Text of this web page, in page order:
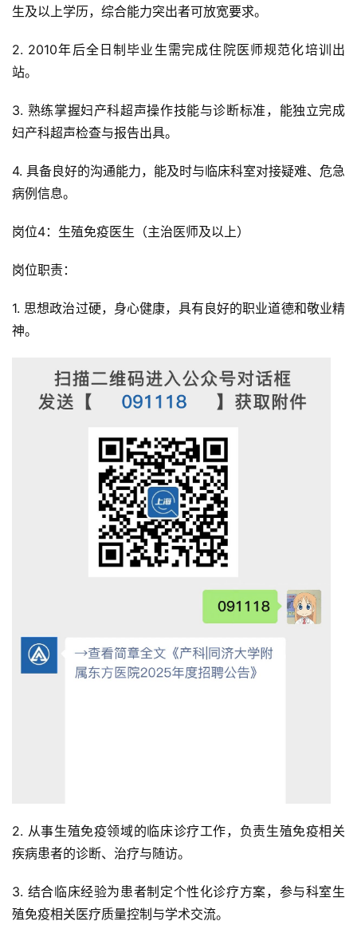
生及以上学历，综合能力突出者可放宽要求。
2. 2010年后全日制毕业生需完成住院医师规范化培训出
站。
3. 熟练掌握妇产科超声操作技能与诊断标准，能独立完成
妇产科超声检查与报告出具。
4. 具备良好的沟通能力，能及时与临床科室对接疑难、危急
病例信息。
岗位4：生殖免疫医生（主治医师及以上）
岗位职责：
1. 思想政治过硬，身心健康，具有良好的职业道德和敬业精
神。
2. 从事生殖免疫领域的临床诊疗工作，负责生殖免疫相关
疾病患者的诊断、治疗与随访。
3. 结合临床经验为患者制定个性化诊疗方案，参与科室生
殖免疫相关医疗质量控制与学术交流。